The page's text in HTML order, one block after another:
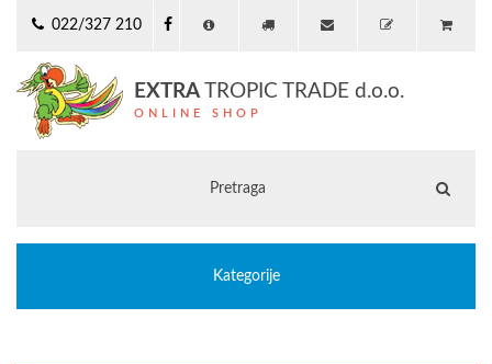
022/327 210
EXTRA TROPIC TRADE d.o.o.
ONLINE SHOP
Kategorije